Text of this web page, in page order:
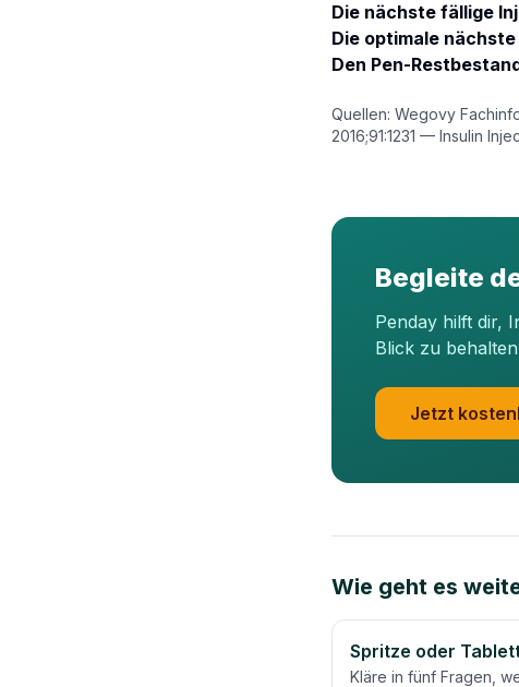
Die nächste fällige
Die optimale
Den Pen-
Quellen: Wegovy
2016;91:1231 — Insulin
Begleite
Penday hilft dir,
Blick zu
Jetzt
Wie geht es
Spritze oder
Kläre in fünf Fragen,